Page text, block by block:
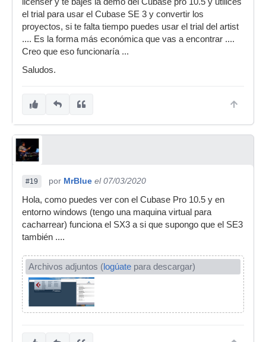
el trial para usar el Cubase SE 3 y convertir los
proyectos, si te falta tiempo puedes usar el trial del artist
.... Es la forma más económica que vas a encontrar ....
Creo que eso funcionaría ...
Saludos.
#19 por MrBlue el 07/03/2020
Hola, como puedes ver con el Cubase Pro 10.5 y en
entorno windows (tengo una maquina virtual para
cacharrear) funciona el SX3 a si que supongo que el SE3
también ....
Archivos adjuntos (logúate para descargar)